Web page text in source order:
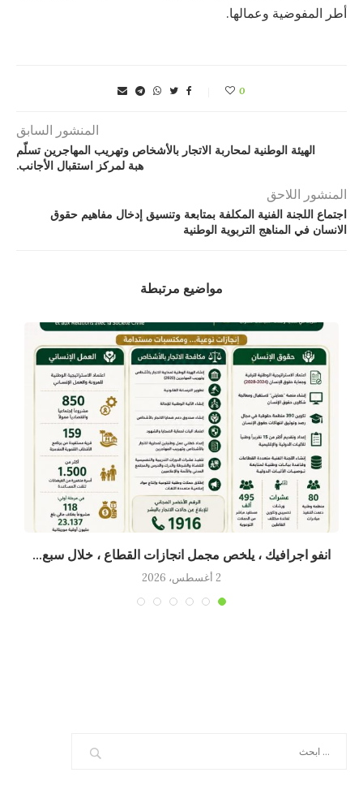
أطر المفوضية وعمالها.
0
المنشور السابق
الهيئة الوطنية لمحاربة الاتجار بالأشخاص وتهريب المهاجرين تسلّم
هبة لمركز استقبال الأجانب.
المنشور اللاحق
اجتماع اللجنة الفنية المكلفة بمتابعة وتنسيق إدخال مفاهيم حقوق
الانسان في المناهج التربوية الوطنية
مواضيع مرتبطة
انفو اجرافيك ، يلخص مجمل انجازات القطاع ، خلال سبع...
2 أغسطس، 2026